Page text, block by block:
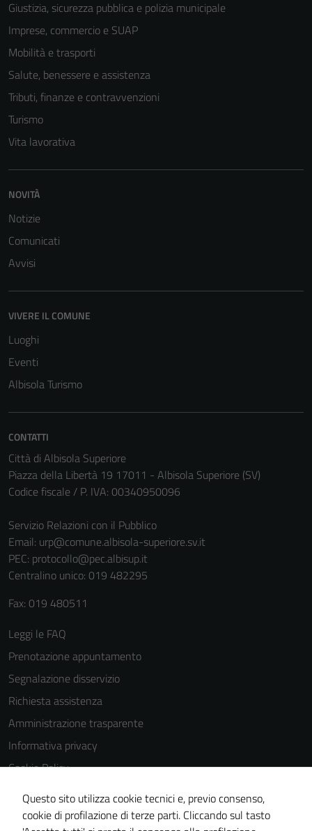
Giustizia, sicurezza pubblica e polizia municipale
Imprese, commercio e SUAP
Mobilità e trasporti
Salute, benessere e assistenza
Tributi, finanze e contravvenzioni
Turismo
Vita lavorativa
NOVITÀ
Notizie
Comunicati
Avvisi
VIVERE IL COMUNE
Luoghi
Eventi
Albisola Turismo
CONTATTI
Città di Albisola Superiore
Piazza della Libertà 19 17011 - Albisola Superiore (SV)
Codice fiscale / P. IVA: 00340950096
Servizio Relazioni con il Pubblico
Email: urp@comune.albisola-superiore.sv.it
PEC: protocollo@pec.albisup.it
Centralino unico: 019 482295
Fax: 019 480511
Leggi le FAQ
Prenotazione appuntamento
Segnalazione disservizio
Richiesta assistenza
Amministrazione trasparente
Informativa privacy
Cookie Policy
Note legali
Dichiarazione di accessibilità
Questo sito utilizza cookie tecnici e, previo consenso,
cookie di profilazione di terze parti. Cliccando sul tasto
Tecnici
Questi cookie
funzionamento